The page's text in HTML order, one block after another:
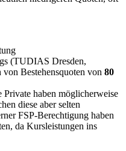
(TUDIAS Dresden,
Bestehensquoten von 80
Private haben möglicherweise
diese aber selten
FSP-Berechtigung haben
da Kursleistungen ins